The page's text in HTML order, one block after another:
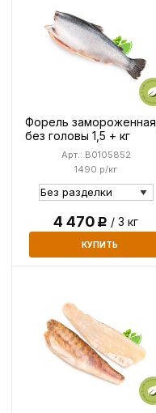
Форель замороженная,
без головы 1,5 + кг
1490 р/кг
Арт.: B0105852
4 470Р / 3 кг
КУПИТЬ